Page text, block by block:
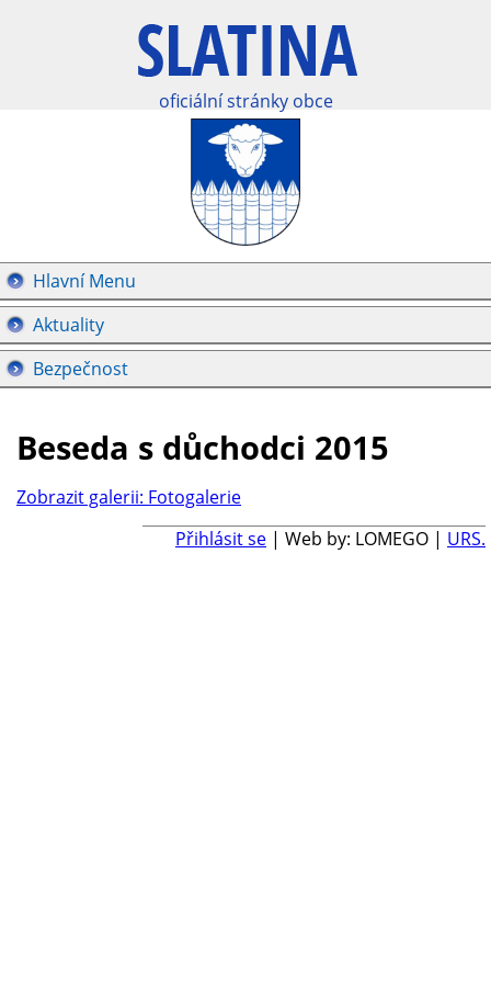
oficiální stránky obce
Hlavní Menu
Aktuality
Bezpečnost
Beseda s důchodci 2015
Zobrazit galerii: Fotogalerie
Přihlásit se | Web by: LOMEGO | URS.